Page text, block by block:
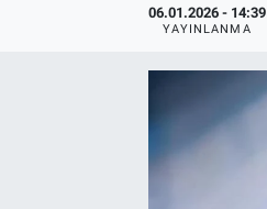
06.01.2026 - 14:39
YAYINLANMA